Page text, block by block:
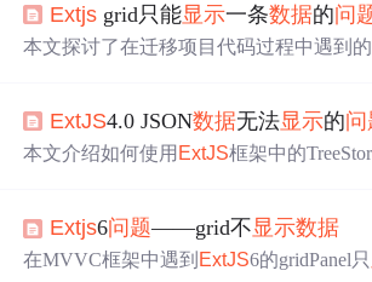
Extjs grid只能显示一条数据的问
本文探讨了在迁移项目代码过程中遇到
导致数据解析错误。文章详细介绍了如何
的方法。
ExtJS4.0 JSON数据无法显示的问
本文介绍如何使用 ExtJS框架中的
Extjs6问题——grid不显示数据
在MVVC框架中遇到 ExtJS6的gridPanel只